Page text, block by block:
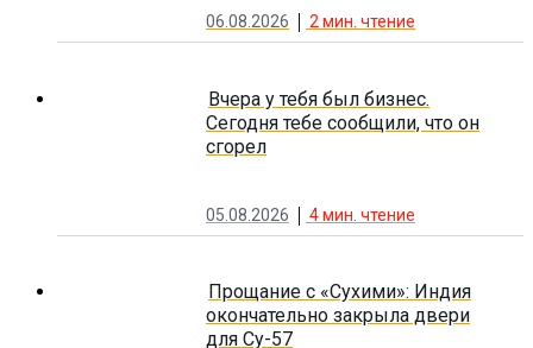
06.08.2026 2мин. чтение
Вчера у тебя был бизнес.
Сегодня тебе сообщили, что он
сгорел
05.08.2026 4мин. чтение
Прощание с «Сухими»: Индия
окончательно закрыла двери
для Су-57